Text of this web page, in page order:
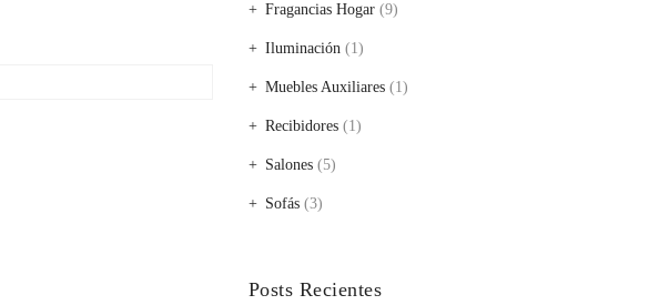
Fragancias Hogar(9)
Iluminación(1)
Muebles Auxiliares(1)
Recibidores(1)
Salones(5)
Sofás(3)
Posts Recientes